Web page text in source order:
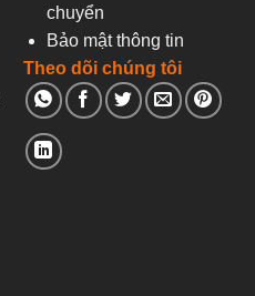
chuyển
Bảo mật thông tin
Theo dõi chúng tôi